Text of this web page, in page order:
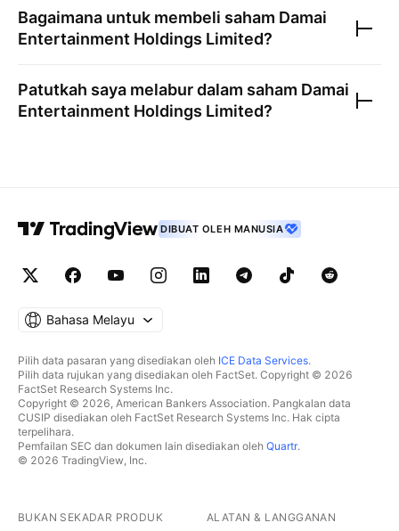
Bagaimana untuk membeli saham Damai
Entertainment Holdings Limited?
Patutkah saya melabur dalam saham Damai
Entertainment Holdings Limited?
DIBUAT OLEH MANUSIA
Bahasa Melayu
Pilih data pasaran yang disediakan oleh ICE Data Services.
Pilih data rujukan yang disediakan oleh FactSet. Copyright © 2026
FactSet Research Systems Inc.
Copyright © 2026, American Bankers Association. Pangkalan data
CUSIP disediakan oleh FactSet Research Systems Inc. Hak cipta
terpelihara.
Pemfailan SEC dan dokumen lain disediakan oleh Quartr.
© 2026 TradingView, Inc.
BUKAN SEKADAR PRODUK ALATAN & LANGGANAN